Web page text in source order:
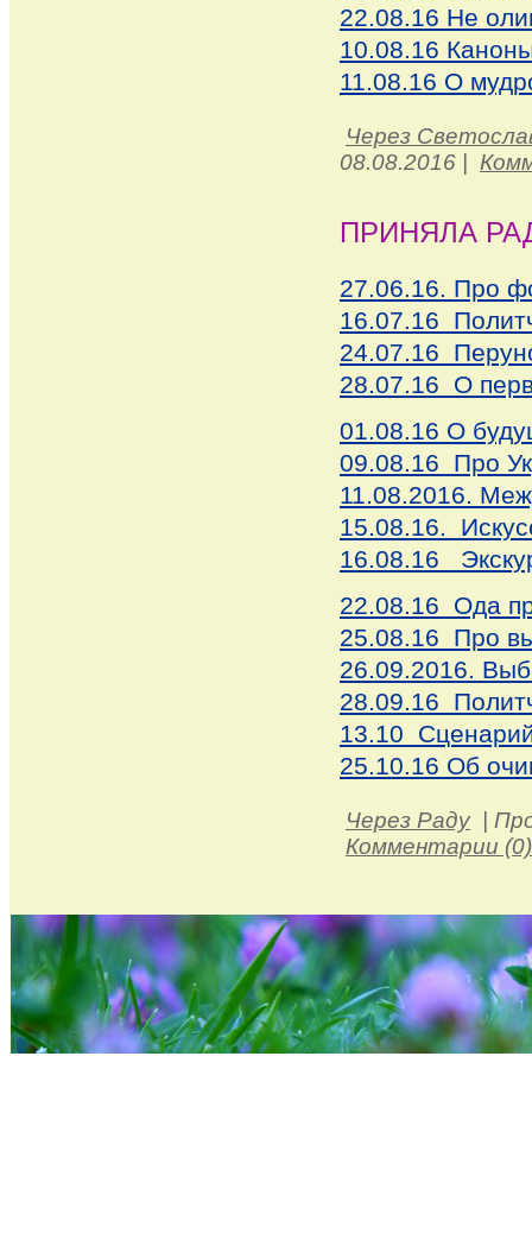
22.08.16 Не
10.08.16
11.08.16 О
Через
08.08.2016
ПРИНЯЛА
27.06.16. Про
16.07.16
24.07.16
28.07.16 О
01.08.16 О
09.08.16 Про
11.08.2016.
15.08.16.
16.08.16
22.08.16 Ода
25.08.16 Про
26.09.2016.
28.09.16
13.10
25.10.16 Об
Через Раду
Комментарии (0)